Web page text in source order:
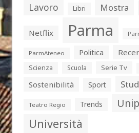
Lavoro Libri Mostra
Netflix Parma
ParmAteneo Politica
Scienza
Scuola Serie Tv
Sostenibilità Sport
Teatro Regio Trends
Università